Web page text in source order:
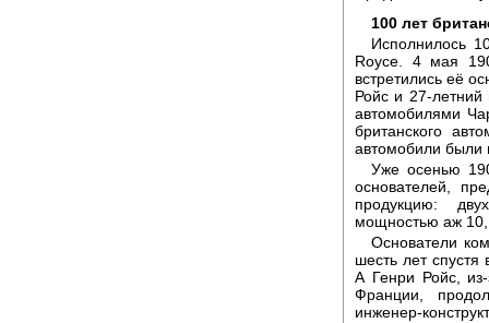
100 лет
Исполнилось
Royce. 4 мая
встретились её
Ройс и 27-летний
автомобилями
британского
автомобили
Уже осенью
основателей,
продукцию:
мощностью аж 10,
Основатели
шесть лет
А Генри Ройс,
Франции,
инженер-